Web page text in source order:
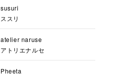
susuri
ススリ
atelier naruse
アトリエナルセ
Pheeta